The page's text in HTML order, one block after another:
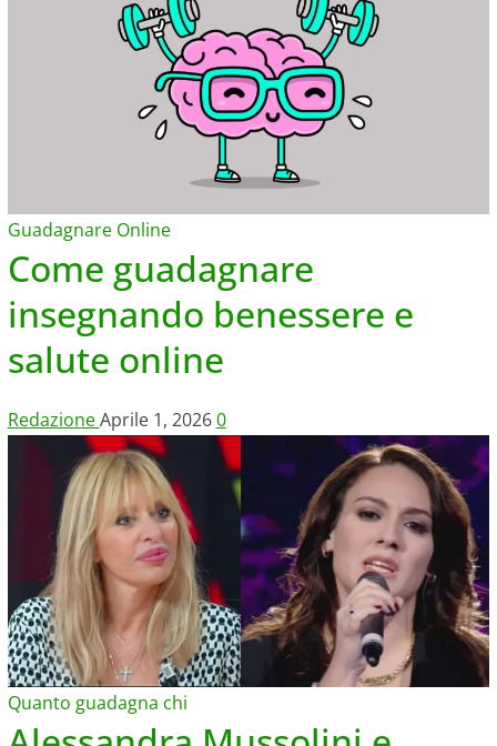
Guadagnare Online
Come guadagnare
insegnando benessere e
salute online
RedazioneAprile 1, 20260
Quanto guadagna chi